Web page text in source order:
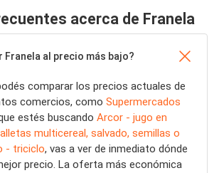
acerca de Franela
Franela al precio más bajo?
comparar los precios actuales de
comercios, como Supermercados
estés buscando Arcor - jugo en
multicereal, salvado, semillas o
- triciclo, vas a ver de inmediato dónde
precio. La oferta más económica